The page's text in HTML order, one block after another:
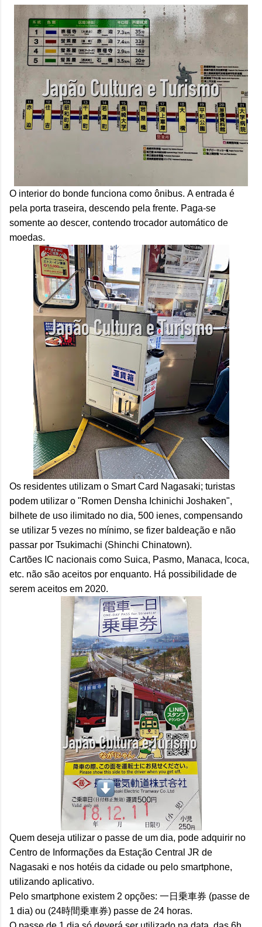
O interior do bonde funciona como ônibus. A entrada é
pela porta traseira, descendo pela frente. Paga-se
somente ao descer, contendo trocador automático de
moedas.
Os residentes utilizam o Smart Card Nagasaki; turistas
podem utilizar o "Romen Densha Ichinichi Joshaken",
bilhete de uso ilimitado no dia, 500 ienes, compensando
se utilizar 5 vezes no mínimo, se fizer baldeação e não
passar por Tsukimachi (Shinchi Chinatown).
Cartões IC nacionais como Suica, Pasmo, Manaca, Icoca,
etc. não são aceitos por enquanto. Há possibilidade de
serem aceitos em 2020.
Quem deseja utilizar o passe de um dia, pode adquirir no
Centro de Informações da Estação Central JR de
Nagasaki e nos hotéis da cidade ou pelo smartphone,
utilizando aplicativo.
Pelo smartphone existem 2 opções: 一日乗車券 (passe de
1 dia) ou (24時間乗車券) passe de 24 horas.